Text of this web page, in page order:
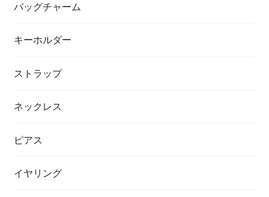
バッグチャーム
キーホルダー
ストラップ
ネックレス
ピアス
イヤリング